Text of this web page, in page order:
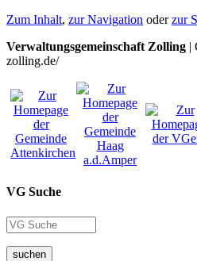
Zum Inhalt, zur Navigation oderzur
Verwaltungsgemeinschaft Zolling |
zolling.de/
VG Suche
suchen